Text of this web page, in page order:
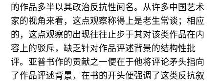
的作品多半以其政治反抗性闻名。从许多中国艺术
家的视角来看，这点观察称得上是老生常谈；相应
的，这点观察的出现往往止步于其对该类作品在内
容上的驳斥，缺乏针对作品评述背景的结构性批
评。亚普书作的贡献之一便在于他将评论矛头指向
了作品评述背景，在书的开头便强调了这类反抗叙